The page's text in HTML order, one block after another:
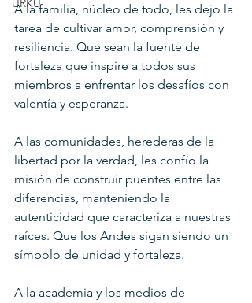
URKU
A la familia, núcleo de todo, les dejo la
tarea de cultivar amor, comprensión y
resiliencia. Que sean la fuente de
fortaleza que inspire a todos sus
miembros a enfrentar los desafíos con
valentía y esperanza.
A las comunidades, herederas de la
libertad por la verdad, les confío la
misión de construir puentes entre las
diferencias, manteniendo la
autenticidad que caracteriza a nuestras
raíces. Que los Andes sigan siendo un
símbolo de unidad y fortaleza.
A la academia y los medios de